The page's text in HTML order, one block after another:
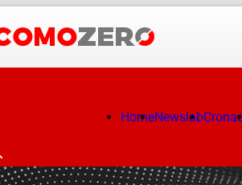
HomeNewslab